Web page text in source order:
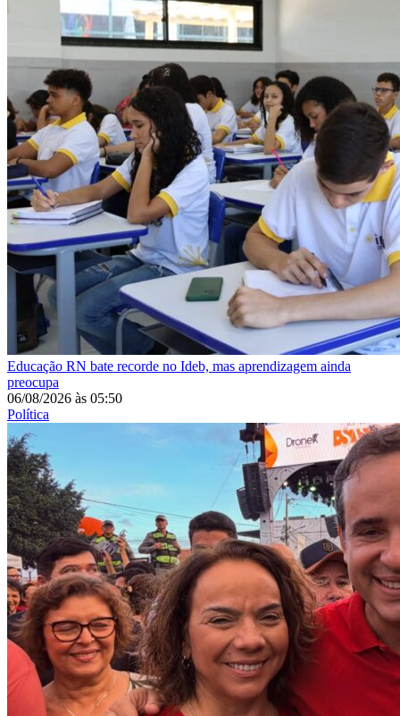
Educação RN bate recorde no Ideb, mas aprendizagem ainda
preocupa
06/08/2026 às 05:50
Política